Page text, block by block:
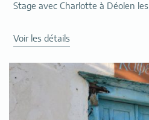
Stage avec Charlotte à Déolen les
Voir les détailsde
Déolen »